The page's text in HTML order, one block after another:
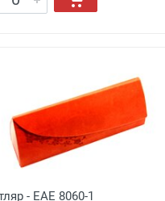
- EAE 8060-1